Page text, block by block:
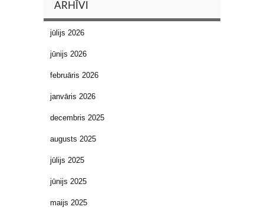
ARHĪVI
jūlijs 2026
jūnijs 2026
februāris 2026
janvāris 2026
decembris 2025
augusts 2025
jūlijs 2025
jūnijs 2025
maijs 2025